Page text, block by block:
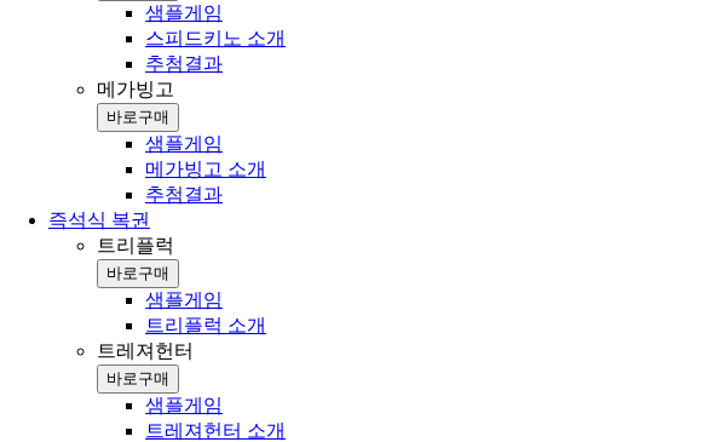
샘플게임
스피드키노 소개
추첨결과
메가빙고
바로구매
샘플게임
메가빙고 소개
추첨결과
즉석식 복권
트리플럭
바로구매
샘플게임
트리플럭 소개
트레져헌터
바로구매
샘플게임
트레져헌터 소개